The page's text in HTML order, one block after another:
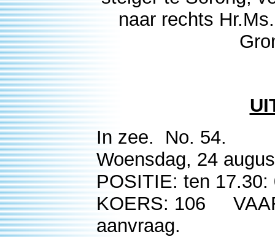
naar rechts
In zee. No. 54.
Woensdag, 24
POSITIE: ten
KOERS: 106
aanvraag.